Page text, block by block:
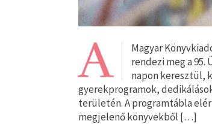
A
Magyar
rendezi meg a 95.
napon keresztül,
gyerekprogramok,
területén. A programtábla
megjelenő könyvekből […]